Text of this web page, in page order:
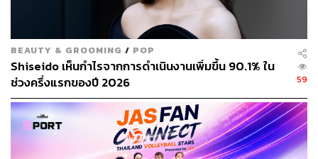
BEAUTY & GROOMING / POP
Shiseido เห็นกำไรจากการดำเนินงานเพิ่มขึ้น 90.1% ใน
ช่วงครึ่งแรกของปี 2026
59